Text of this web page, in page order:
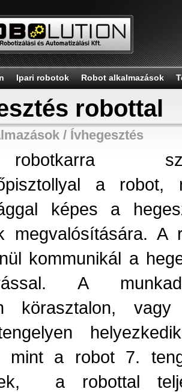
Ipari robotok Robot alkalmazások
robottal
/ Ívhegesztés
a robot,
képes a
megvalósítására. A
kommunikál a
A
körasztalon,
mint a robot 7.
a robottal